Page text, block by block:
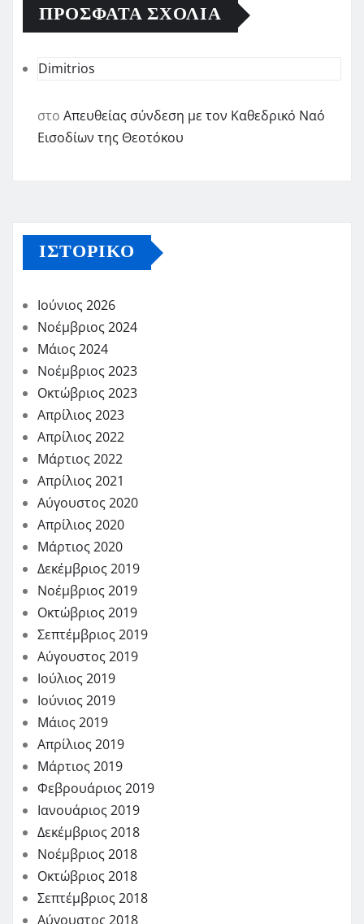
ΠΡΌΣΦΑΤΑ ΣΧΌΛΙΑ
Dimitrios
στο Απευθείας σύνδεση με τον Καθεδρικό Ναό
Εισοδίων της Θεοτόκου
ΙΣΤΟΡΙΚΌ
Ιούνιος 2026
Νοέμβριος 2024
Μάιος 2024
Νοέμβριος 2023
Οκτώβριος 2023
Απρίλιος 2023
Απρίλιος 2022
Μάρτιος 2022
Απρίλιος 2021
Αύγουστος 2020
Απρίλιος 2020
Μάρτιος 2020
Δεκέμβριος 2019
Νοέμβριος 2019
Οκτώβριος 2019
Σεπτέμβριος 2019
Αύγουστος 2019
Ιούλιος 2019
Ιούνιος 2019
Μάιος 2019
Απρίλιος 2019
Μάρτιος 2019
Φεβρουάριος 2019
Ιανουάριος 2019
Δεκέμβριος 2018
Νοέμβριος 2018
Οκτώβριος 2018
Σεπτέμβριος 2018
Αύγουστος 2018